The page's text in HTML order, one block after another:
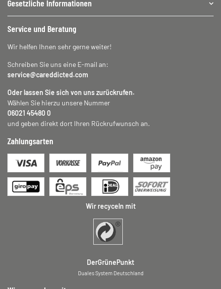
Gesetzliche Informationen
Service und Beratung
Wir helfen Ihnen sehr gerne weiter!
Schreiben Sie uns eine E-mail an:
service@careddicted.com
Oder lassen Sie sich von uns zurückrufen.
Wählen Sie hierzu unsere Nummer
06021 45480 0
und geben direkt dort Ihren Rückrufwunsch an.
Zahlungsarten
Wir recyceln mit
DerGrünePunkt
Duales System Deutschland